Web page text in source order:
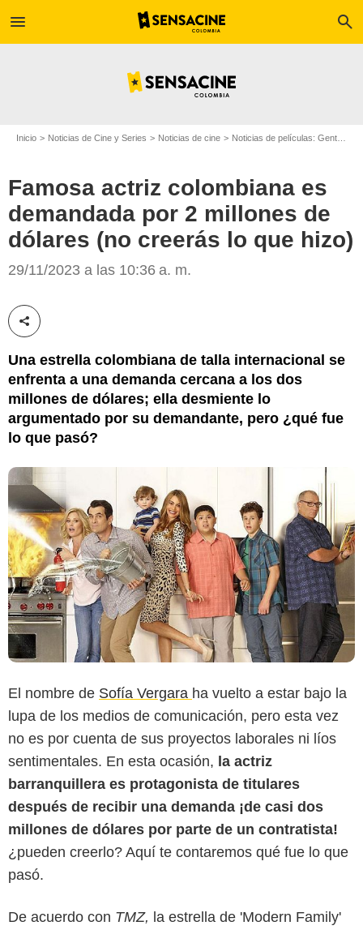
menu search
Inicio Noticias de Cine y Series Noticias de cine Noticias de películas: Gente
Famosa actriz colombiana es
demandada por 2 millones de
dólares (no creerás lo que hizo)
29/11/2023 a las 10:36 a. m.
Compartir esta noticia
Una estrella colombiana de talla internacional se
enfrenta a una demanda cercana a los dos
millones de dólares; ella desmiente lo
argumentado por su demandante, pero ¿qué fue
lo que pasó?
El nombre de Sofía Vergara ha vuelto a estar bajo la
lupa de los medios de comunicación, pero esta vez
no es por cuenta de sus proyectos laborales ni líos
sentimentales. En esta ocasión, la actriz
barranquillera es protagonista de titulares
después de recibir una demanda ¡de casi dos
millones de dólares por parte de un contratista!
¿pueden creerlo? Aquí te contaremos qué fue lo que
pasó.
De acuerdo con TMZ, la estrella de 'Modern Family'